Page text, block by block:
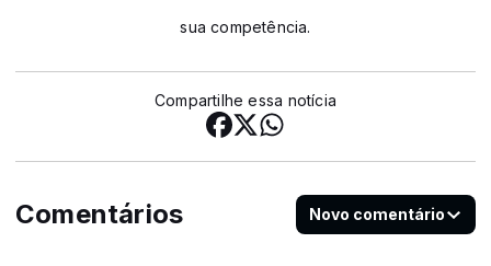
sua competência.
Compartilhe essa notícia
Comentários Novo comentário